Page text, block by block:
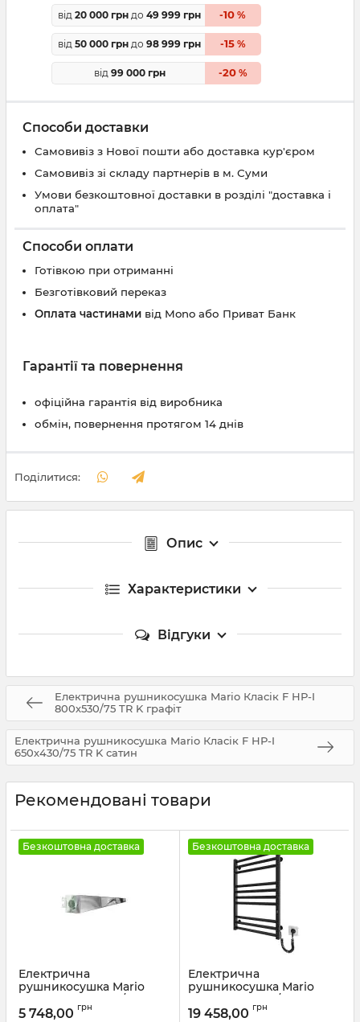
від 20 000 грн до 49 999 грн -10 %
від 50 000 грн до 98 999 грн -15%
від 99 000 грн -20%
Способи доставки
Самовивіз з Нової пошти або доставка кур'єром
Самовивіз зі складу партнерів в м. Суми
Умови безкоштовної доставки в розділі "доставка і
оплата"
Способи оплати
Готівкою при отриманні
Безготівковий переказ
Оплата частинами від Mono або Приват Банк
Гарантії та повернення
офіційна гарантія від виробника
обмін, повернення протягом 14 днів
Поділитися:
Опис
Характеристики
Відгуки
Електрична рушникосушка Mario Класік F НР-I
800х530/75 TR K графіт
Електрична рушникосушка Mario Класік F НР-I
650х430/75 TR K сатин
Рекомендовані товари
Безкоштовна доставка
Електрична
рушникосушка Mario
Аккордо-I 30х630/85
білий мат
5 748,00 грн
Безкоштовна доставка
Електрична
рушникосушка Mario
Кіото-I 770х530/80 TR К
2.0 чорний мат
19 458,00 грн